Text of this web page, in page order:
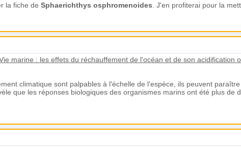
la fiche deSphaerichthys osphromenoides . J'en profiterai pour la
marine : les effets du réchauffement de l'océan et de son acidification
climatique sont palpables à l'échelle de l'espèce, ils peuvent
que les réponses biologiques des organismes marins ont été plus de